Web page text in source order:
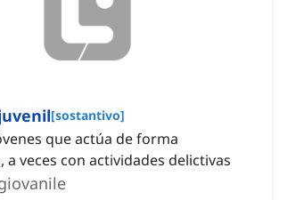
[sostantivo]
que actúa de forma
a veces con actividades delictivas